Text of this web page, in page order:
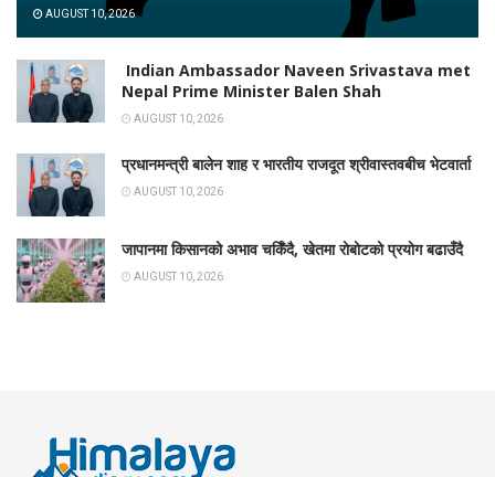
AUGUST 10, 2026
Indian Ambassador Naveen Srivastava met
Nepal Prime Minister Balen Shah
AUGUST 10, 2026
प्रधानमन्त्री बालेन शाह र भारतीय राजदूत श्रीवास्तवबीच भेटवार्ता
AUGUST 10, 2026
जापानमा किसानको अभाव चर्किँदै, खेतमा रोबोटको प्रयोग बढाउँदै
AUGUST 10, 2026